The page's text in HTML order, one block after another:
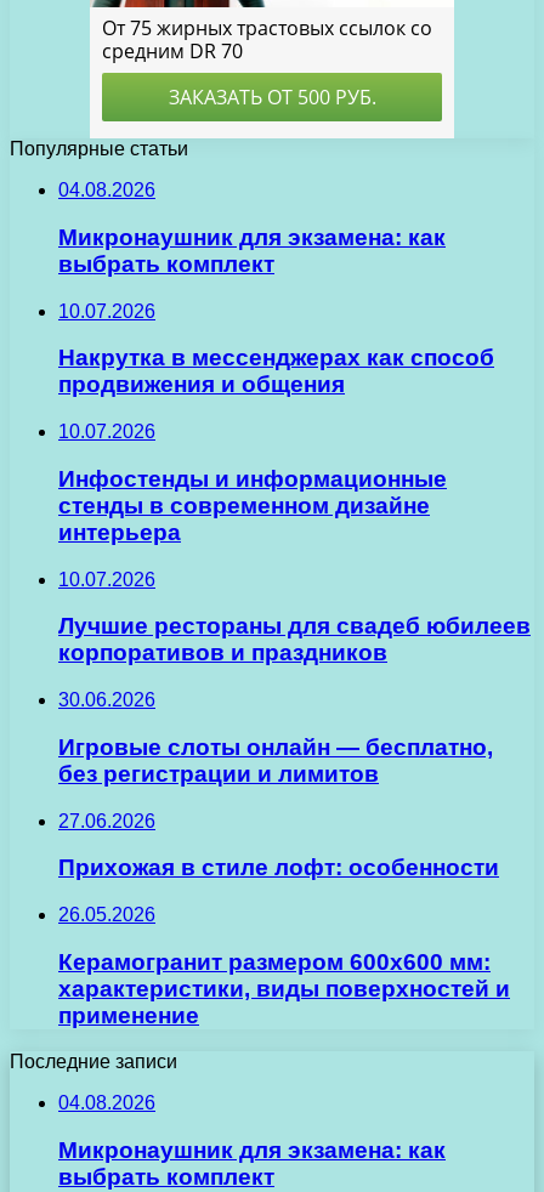
Популярные статьи
04.08.2026
Микронаушник для экзамена: как
выбрать комплект
10.07.2026
Накрутка в мессенджерах как способ
продвижения и общения
10.07.2026
Инфостенды и информационные
стенды в современном дизайне
интерьера
10.07.2026
Лучшие рестораны для свадеб юбилеев
корпоративов и праздников
30.06.2026
Игровые слоты онлайн — бесплатно,
без регистрации и лимитов
27.06.2026
Прихожая в стиле лофт: особенности
26.05.2026
Керамогранит размером 600х600 мм:
характеристики, виды поверхностей и
применение
Последние записи
04.08.2026
Микронаушник для экзамена: как
выбрать комплект